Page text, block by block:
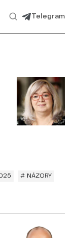
Telegram
# NÁZORY